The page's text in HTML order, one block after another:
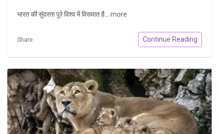
भारत की सुंदरता पूरे विश्व में विख्यात है... more
Share Continue Reading